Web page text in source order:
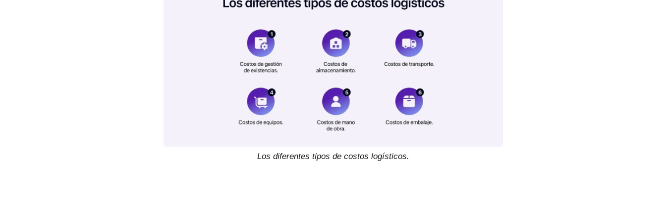
Los diferentes tipos de costos logísticos.